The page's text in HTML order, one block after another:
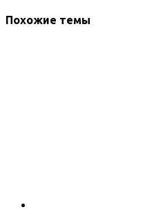
Похожие темы